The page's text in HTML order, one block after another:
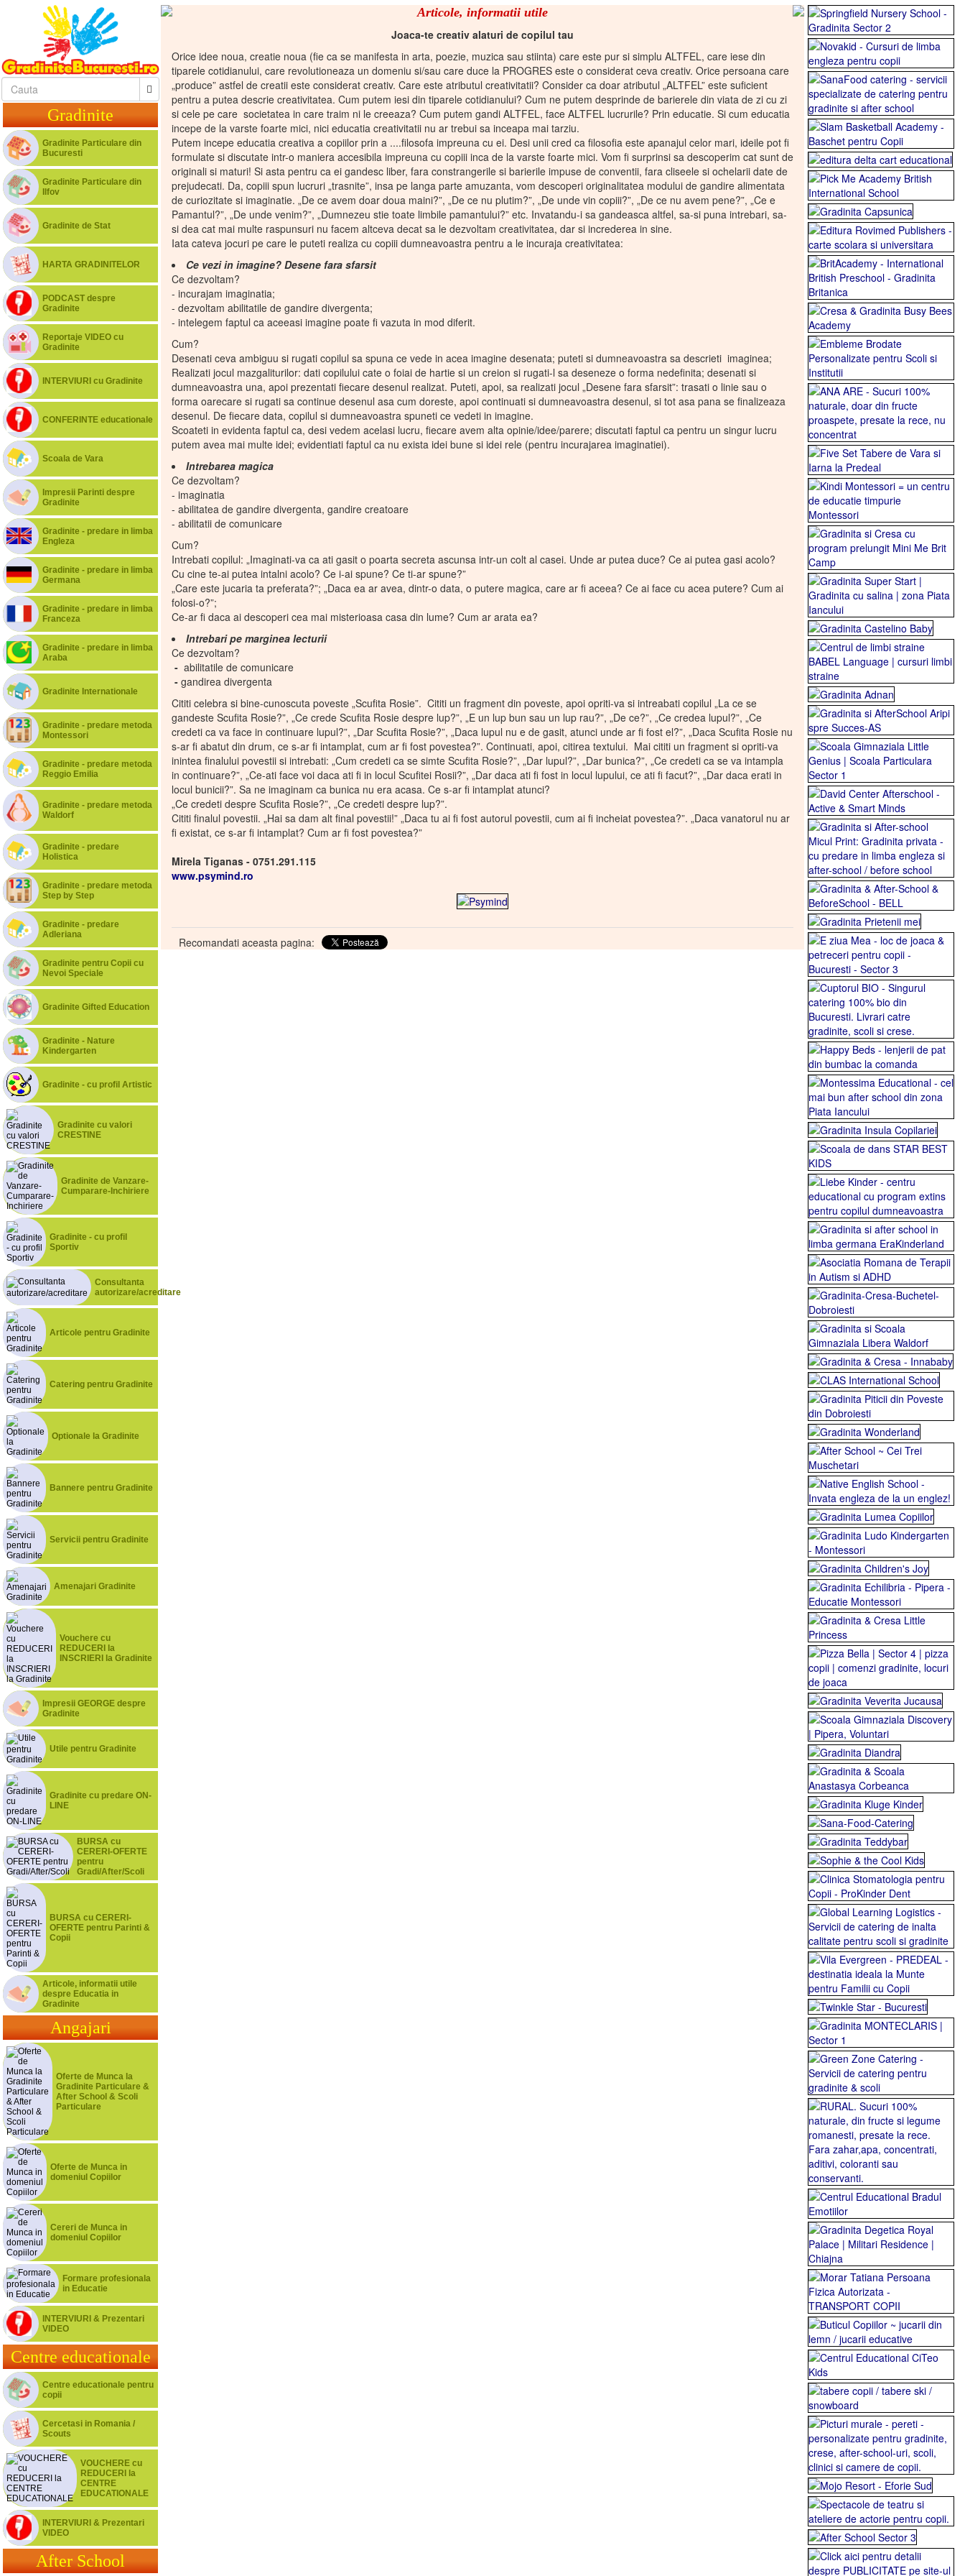
Gradinite
Gradinite Particulare din
Bucuresti
Gradinite Particulare din
Ilfov
Gradinite de Stat
HARTA GRADINITELOR
PODCAST despre
Gradinite
Reportaje VIDEO cu
Gradinite
INTERVIURI cu Gradinite
CONFERINTE educationale
Scoala de Vara
Impresii Parinti despre
Gradinite
Gradinite - predare in limba
Engleza
Gradinite - predare in limba
Germana
Gradinite - predare in limba
Franceza
Gradinite - predare in limba
Araba
Gradinite Internationale
Gradinite - predare metoda
Montessori
Gradinite - predare metoda
Reggio Emilia
Gradinite - predare metoda
Waldorf
Gradinite - predare
Holistica
Gradinite - predare metoda
Step by Step
Gradinite - predare
Adleriana
Gradinite pentru Copii cu
Nevoi Speciale
Gradinite Gifted Education
Gradinite - Nature
Kindergarten
Gradinite - cu profil Artistic
Gradinite cu valori
CRESTINE
Gradinite de Vanzare-
Cumparare-Inchiriere
Gradinite - cu profil
Sportiv
Consultanta
autorizare/acreditare
Articole pentru Gradinite
Catering pentru Gradinite
Optionale la Gradinite
Bannere pentru Gradinite
Servicii pentru Gradinite
Amenajari Gradinite
Vouchere cu
REDUCERI la
INSCRIERI la Gradinite
Impresii GEORGE despre
Gradinite
Utile pentru Gradinite
Gradinite cu predare ON-
LINE
BURSA cu
CERERI-OFERTE
pentru
Gradi/After/Scoli
BURSA cu CERERI-
OFERTE pentru Parinti &
Copii
Articole, informatii utile
despre Educatia in
Gradinite
Angajari
Oferte de Munca la
Gradinite Particulare &
After School & Scoli
Particulare
Oferte de Munca in
domeniul Copiilor
Cereri de Munca in
domeniul Copiilor
Formare profesionala
in Educatie
INTERVIURI & Prezentari
VIDEO
Centre educationale
Centre educationale pentru
copii
Cercetasi in Romania /
Scouts
VOUCHERE cu
REDUCERI la
CENTRE
EDUCATIONALE
INTERVIURI & Prezentari
VIDEO
After School
Articole, informatii utile
Joaca-te creativ alaturi de copilul tau
Orice idee noua, creatie noua (fie ca se manifesta in arta, poezie, muzica sau stiinta) care este pur si simplu ALTFEL, care iese din
tiparele cotidianului, care revolutioneaza un domeniu si/sau care duce la PROGRES este o considerat ceva creativ. Orice persoana care
„produce” astfel de creatii este considerat creativ. Care este atributul creativitatii? Consider ca doar atributul „ALTFEL” este suficient
pentru a putea descrie creativitatea. Cum putem iesi din tiparele cotidianului? Cum ne putem desprinde de barierele din viata de zi cu zi
si cele pe care societatea in care traim ni le creeaza? Cum putem gandi ALTFEL, face ALTFEL lucrurile? Prin educatie. Si cum educatia
incepe de la varste foarte mici, nici educatia creativitatii nu ar trebui sa inceapa mai tarziu.
Putem incepe educatia creativa a copiilor prin a ....filosofa impreuna cu ei. Desi unii cred ca filosofia este apanajul celor mari, ideile pot fi
formulate si discutate intr-o maniera accesibila impreuna cu copiii inca de la varste foarte mici. Vom fi surprinsi sa descoperim cat sunt de
originali si maturi! Si asta pentru ca ei gandesc liber, fara constrangerile si barierile impuse de conventii, fara cliseele si ochelarii date de
prejudecati. Da, copiii spun lucruri „trasnite”, insa pe langa parte amuzanta, vom descoperi originalitatea modului de gandire alimentata
de curiozitate si imaginatie. „De ce avem doar doua maini?”, „De ce nu plutim?”, „De unde vin copiii?”, „De ce nu avem pene?”, „Ce e
Pamantul?”, „De unde venim?”, „Dumnezeu stie toate limbile pamantului?” etc. Invatandu-i sa gandeasca altfel, sa-si puna intrebari, sa-
si dea cat mai multe raspunsuri nu facem altceva decat sa le dezvoltam creativitatea, dar si increderea in sine.
Iata cateva jocuri pe care le puteti realiza cu copiii dumneavoastra pentru a le incuraja creativitatea:
Ce vezi in imagine? Desene fara sfarsit
Ce dezvoltam?
- incurajam imaginatia;
- dezvoltam abilitatile de gandire divergenta;
- intelegem faptul ca aceeasi imagine poate fi vazuta in mod diferit.
Cum?
Desenati ceva ambiguu si rugati copilul sa spuna ce vede in acea imagine desenata; puteti si dumneavoastra sa descrieti imaginea;
Realizati jocul mazgaliturilor: dati copilului cate o foiai de hartie si un creion si rugati-l sa deseneze o forma nedefinita; desenati si
dumneavoastra una, apoi prezentati fiecare desenul realizat. Puteti, apoi, sa realizati jocul „Desene fara sfarsit”: trasati o linie sau o
forma oarecare si rugati sa continue desenul asa cum doreste, apoi continuati si dumneavoastra desenul, si tot asa pana se finalizeaza
desenul. De fiecare data, copilul si dumneavoastra spuneti ce vedeti in imagine.
Scoateti in evidenta faptul ca, desi vedem acelasi lucru, fiecare avem alta opinie/idee/parere; discutati faptul ca pentru un singur lucru
putem avea mai multe idei; evidentiati faptul ca nu exista idei bune si idei rele (pentru incurajarea imaginatiei).
Intrebarea magica
Ce dezvoltam?
- imaginatia
- abilitatea de gandire divergenta, gandire creatoare
- abilitatii de comunicare
Cum?
Intrebati copilul: „Imaginati-va ca ati gasit o poarta secreta ascunsa intr-un colt al casei. Unde ar putea duce? Ce ai putea gasi acolo?
Cu cine te-ai putea intalni acolo? Ce i-ai spune? Ce ti-ar spune?”
„Care este jucaria ta preferata?”; „Daca ea ar avea, dintr-o data, o putere magica, care ar fi aceea? Ce ai face cu acea putere? Cum ai
folosi-o?”;
Ce-ar fi daca ai descoperi cea mai misterioasa casa din lume? Cum ar arata ea?
Intrebari pe marginea lecturii
Ce dezvoltam?
- abilitatile de comunicare
- gandirea divergenta
Cititi celebra si bine-cunoscuta poveste „Scufita Rosie”. Cititi un fragment din poveste, apoi opriti-va si intreabati copilul „La ce se
gandeste Scufita Rosie?”, „Ce crede Scufita Rosie despre lup?”, „E un lup bun sau un lup rau?”, „De ce?”, „Ce credea lupul?”, „Ce
credeti ca va face in continuare lupul?”, „Dar Scufita Rosie?”, „Daca lupul nu e de gasit, atunci unde ar fi fost el?”, „Daca Scufita Rosie nu
s-ar fi abatut din drum, ce s-ar fi intamplat, cum ar fi fost povestea?”. Continuati, apoi, citirea textului. Mai cititi un fragment si opriti-va
inintea finalului povestii si intrebati: „Cum credeti ca se simte Scufita Rosie?”, „Dar lupul?”, „Dar bunica?”, „Ce credeti ca se va intampla
in continuare?”, „Ce-ati face voi daca ati fi in locul Scufitei Rosii?”, „Dar daca ati fi fost in locul lupului, ce ati fi facut?”, „Dar daca erati in
locul bunicii?”. Sa ne imaginam ca bunica nu era acasa. Ce s-ar fi intamplat atunci?
„Ce credeti despre Scufita Rosie?”, „Ce credeti despre lup?”.
Cititi finalul povestii. „Hai sa dam alt final povestii!” „Daca tu ai fi fost autorul povestii, cum ai fi incheiat povestea?”. „Daca vanatorul nu ar
fi existat, ce s-ar fi intamplat? Cum ar fi fost povestea?”
Mirela Tiganas - 0751.291.115
www.psymind.ro
Recomandati aceasta pagina: